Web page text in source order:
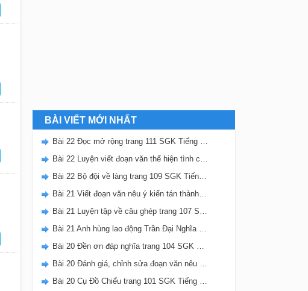
BÀI VIẾT MỚI NHẤT
Bài 22 Đọc mở rộng trang 111 SGK Tiếng Việt 5 Kết nối tri thức tập 2
Bài 22 Luyện viết đoạn văn thể hiện tình cảm, cảm xúc về một sự việc trang 111 SGK Tiếng Việt 5 Kết nối tri thức tập 2
Bài 22 Bộ đội về làng trang 109 SGK Tiếng Việt 5 Kết nối tri thức tập 2
Bài 21 Viết đoạn văn nêu ý kiến tán thành một sự việc, hiện tượng (Bài viết số 2) trang 108 SGK Tiếng Việt 5 Kết nối tri thức tập 2
Bài 21 Luyện tập về câu ghép trang 107 SGK Tiếng Việt 5 Kết nối tri thức tập 2
Bài 21 Anh hùng lao động Trần Đại Nghĩa trang 106 SGK Tiếng Việt 5 Kết nối tri thức tập 2
Bài 20 Đền ơn đáp nghĩa trang 104 SGK Tiếng Việt 5 Kết nối tri thức tập 2
Bài 20 Đánh giá, chỉnh sửa đoạn văn nêu ý kiến tán thành một sự vật, hiện tượng trang 103 SGK Tiếng Việt 5 Kết nối tri thức tập 2
Bài 20 Cụ Đồ Chiểu trang 101 SGK Tiếng Việt 5 Kết nối tri thức tập 2